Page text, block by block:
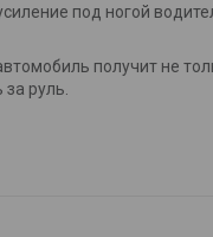
под ногой
получит не
руль.